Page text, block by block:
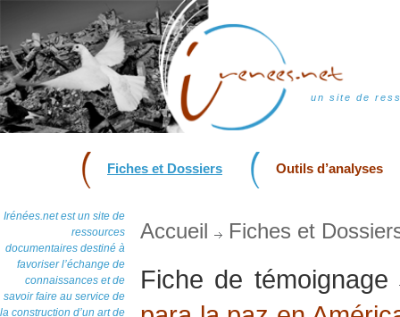
un site de
Fiches et Dossiers Outils d’analyses
Irénées.net est un site de
ressources
documentaires destiné à
favoriser l’échange de
connaissances et de
savoir faire au service de
la construction d’un art de
Accueil Fiches et
Fiche de témoignage